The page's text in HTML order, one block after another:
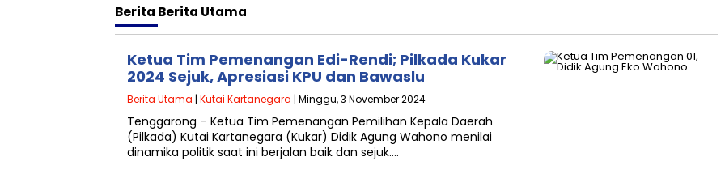
Berita Berita Utama
Ketua Tim Pemenangan Edi-Rendi; Pilkada Kukar
2024 Sejuk, Apresiasi KPU dan Bawaslu
Berita Utama | Kutai Kartanegara | Minggu, 3 November 2024
Tenggarong – Ketua Tim Pemenangan Pemilihan Kepala Daerah
(Pilkada) Kutai Kartanegara (Kukar) Didik Agung Wahono menilai
dinamika politik saat ini berjalan baik dan sejuk….